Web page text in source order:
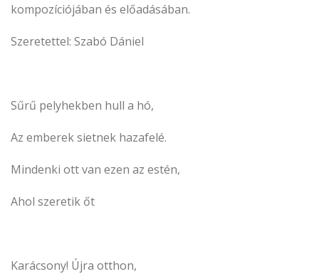
kompozíciójában és előadásában.
Szeretettel: Szabó Dániel
Sűrű pelyhekben hull a hó,
Az emberek sietnek hazafelé.
Mindenki ott van ezen az estén,
Ahol szeretik őt
Karácsony! Újra otthon,